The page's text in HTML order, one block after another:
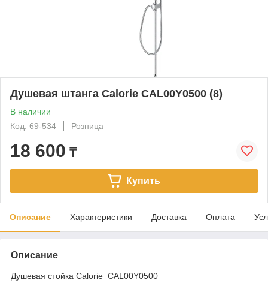
Душевая штанга Calorie CAL00Y0500 (8)
В наличии
Код: 69-534
Розница
18 600 ₸
Купить
Описание Характеристики Доставка Оплата
Описание
Душевая стойка Calorie CAL00Y0500